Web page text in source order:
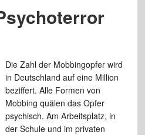
Die Zahl der Mobbingopfer wird
in Deutschland auf eine Million
beziffert. Alle Formen von
Mobbing quälen das Opfer
psychisch. Am Arbeitsplatz, in
der Schule und im privaten